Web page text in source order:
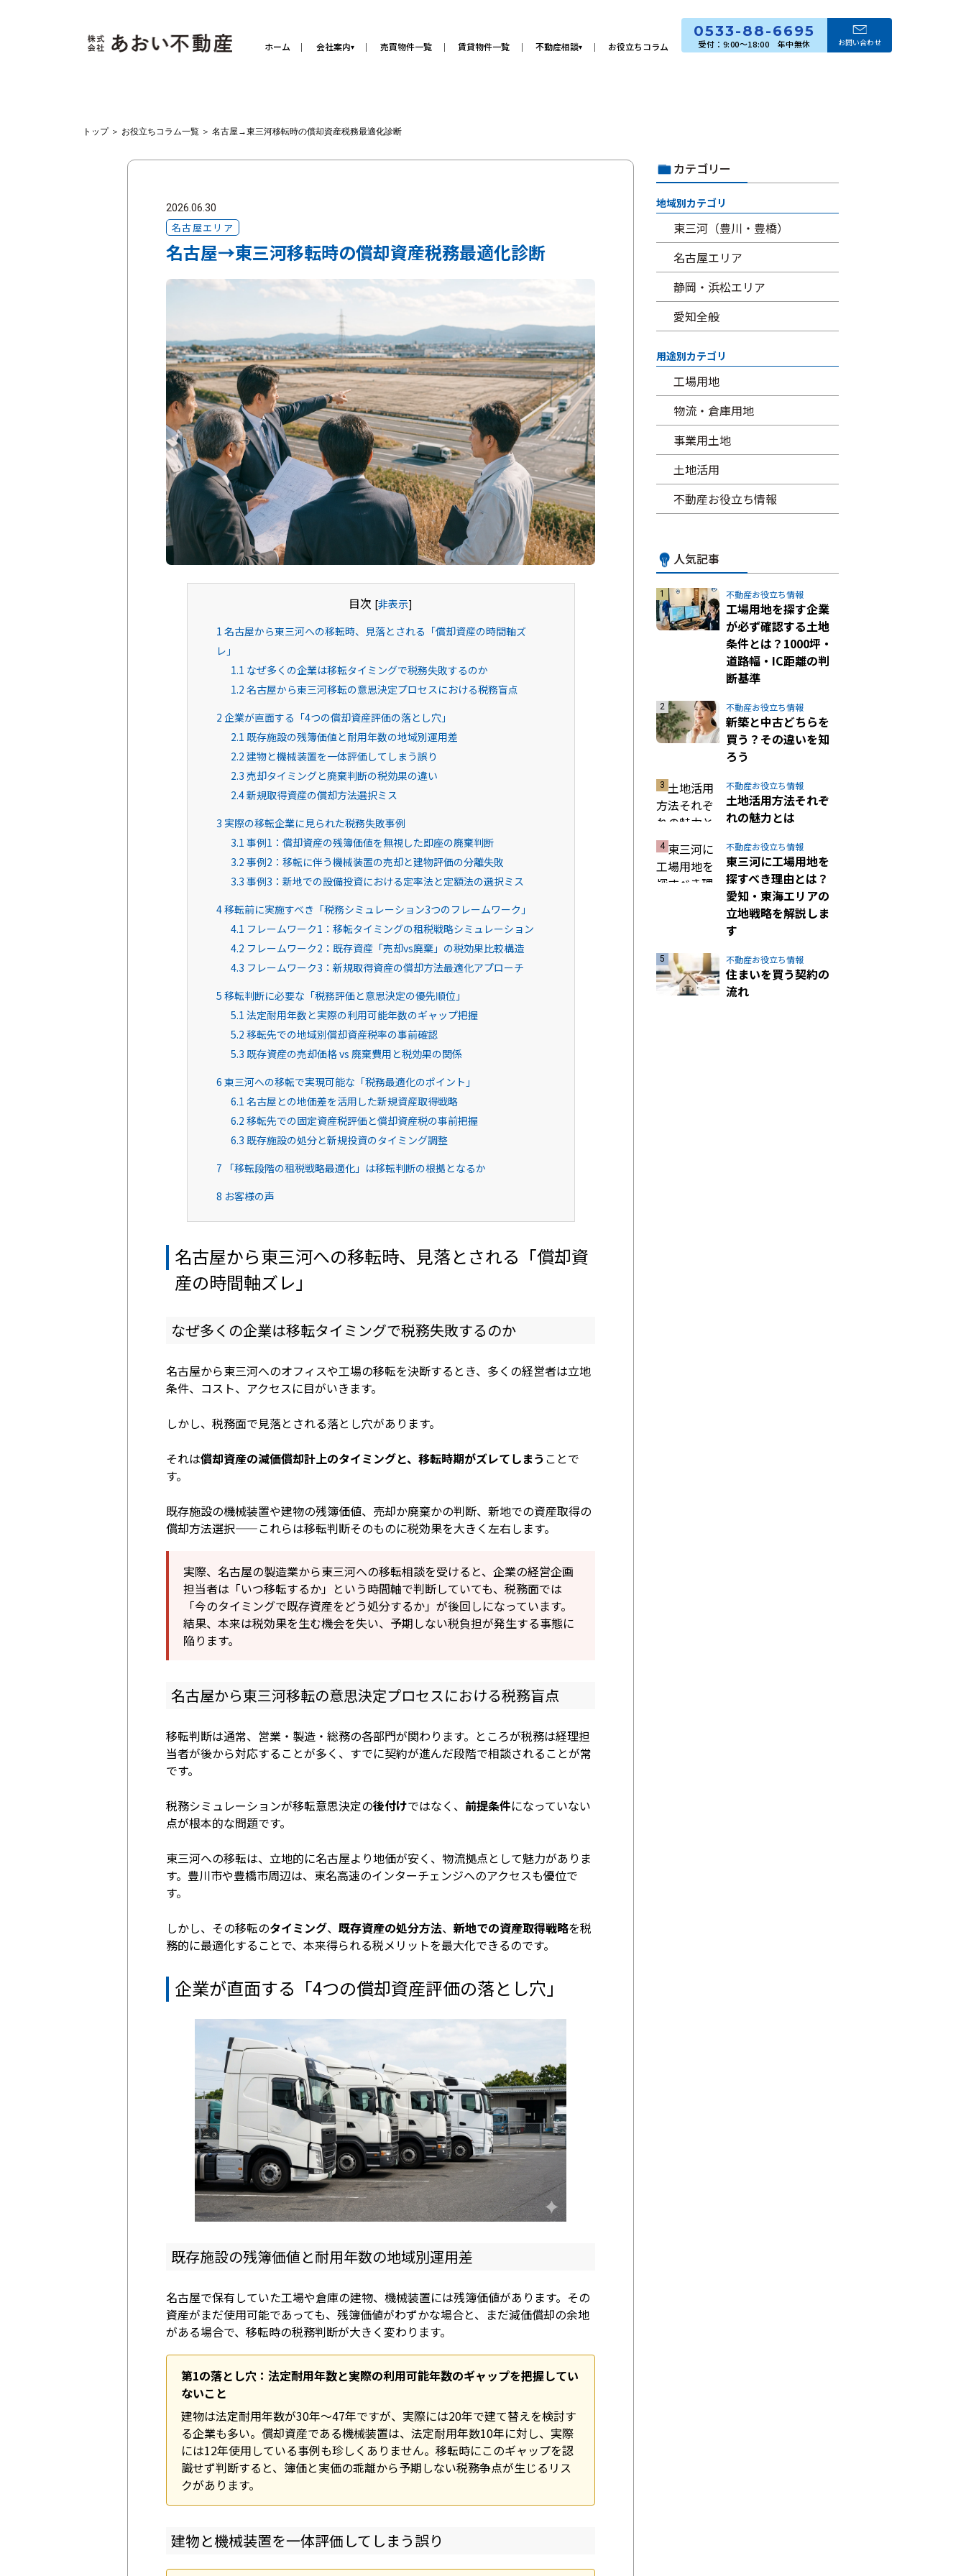
ホーム 会社案内▾ 売買物件一覧 賃貸物件一覧 不動産相談▾ お役立ちコラム
0533-88-6695
お問い合わせ
トップ＞ お役立ちコラム一覧 ＞ 名古屋→東三河移転時の償却資産税務最適化診断
2026.06.30
名古屋エリア
名古屋→東三河移転時の償却資産税務最適化診断
目次 [非表示]
1 名古屋から東三河への移転時、見落とされる「償却資産の時間軸ズ
レ」
1.1 なぜ多くの企業は移転タイミングで税務失敗するのか
1.2 名古屋から東三河移転の意思決定プロセスにおける税務盲点
2 企業が直面する「4つの償却資産評価の落とし穴」
2.1 既存施設の残簿価値と耐用年数の地域別運用差
2.2 建物と機械装置を一体評価してしまう誤り
2.3 売却タイミングと廃棄判断の税効果の違い
2.4新規取得資産の償却方法選択ミス
3 実際の移転企業に見られた税務失敗事例
3.1 事例1：償却資産の残簿価値を無視した即座の廃棄判断
3.2 事例2：移転に伴う機械装置の売却と建物評価の分離失敗
3.3 事例3：新地での設備投資における定率法と定額法の選択ミス
4移転前に実施すべき「税務シミュレーション3つのフレームワーク」
4.1 フレームワーク1：移転タイミングの租税戦略シミュレーション
4.2 フレームワーク2：既存資産「売却vs廃棄」の税効果比較構造
4.3 フレームワーク3：新規取得資産の償却方法最適化アプローチ
5 移転判断に必要な「税務評価と意思決定の優先順位」
5.1 法定耐用年数と実際の利用可能年数のギャップ把握
5.2 移転先での地域別償却資産税率の事前確認
5.3 既存資産の売却価格 vs 廃棄費用と税効果の関係
6 東三河への移転で実現可能な「税務最適化のポイント」
6.1 名古屋との地価差を活用した新規資産取得戦略
6.2 移転先での固定資産税評価と償却資産税の事前把握
6.3 既存施設の処分と新規投資のタイミング調整
7 「移転段階の租税戦略最適化」は移転判断の根拠となるか
8 お客様の声
名古屋から東三河への移転時、見落とされる「償却資
産の時間軸ズレ」
なぜ多くの企業は移転タイミングで税務失敗するのか
名古屋から東三河へのオフィスや工場の移転を決断するとき、多くの経営者は立地
条件、コスト、アクセスに目がいきます。
しかし、税務面で見落とされる落とし穴があります。
それは償却資産の減価償却計上のタイミングと、移転時期がズレてしまうことで
す。
既存施設の機械装置や建物の残簿価値、売却か廃棄かの判断、新地での資産取得の
償却方法選択——これらは移転判断そのものに税効果を大きく左右します。
実際、名古屋の製造業から東三河への移転相談を受けると、企業の経営企画
担当者は「いつ移転するか」という時間軸で判断していても、税務面では
「今のタイミングで既存資産をどう処分するか」が後回しになっています。
結果、本来は税効果を生む機会を失い、予期しない税負担が発生する事態に
陥ります。
名古屋から東三河移転の意思決定プロセスにおける税務盲点
移転判断は通常、営業・製造・総務の各部門が関わります。ところが税務は経理担
当者が後から対応することが多く、すでに契約が進んだ段階で相談されることが常
です。
税務シミュレーションが移転意思決定の後付けではなく、 前提条件になっていない
点が根本的な問題です。
東三河への移転は、立地的に名古屋より地価が安く、物流拠点として魅力がありま
す。豊川市や豊橋市周辺は、東名高速のインターチェンジへのアクセスも優位で
す。
しかし、その移転のタイミング、 既存資産の処分方法、 新地での資産取得戦略を税
務的に最適化することで、本来得られる税メリットを最大化できるのです。
企業が直面する「4つの償却資産評価の落とし穴」
既存施設の残簿価値と耐用年数の地域別運用差
名古屋で保有していた工場や倉庫の建物、機械装置には残簿価値があります。その
資産がまだ使用可能であっても、残簿価値がわずかな場合と、まだ減価償却の余地
がある場合で、移転時の税務判断が大きく変わります。
第1の落とし穴：法定耐用年数と実際の利用可能年数のギャップを把握してい
ないこと
建物は法定耐用年数が30年〜47年ですが、実際には20年で建て替えを検討す
る企業も多い。償却資産である機械装置は、法定耐用年数10年に対し、実際
には12年使用している事例も珍しくありません。移転時にこのギャップを認
識せず判断すると、簿価と実価の乖離から予期しない税務争点が生じるリス
クがあります。
建物と機械装置を一体評価してしまう誤り
カテゴリー
地域別カテゴリ
東三河（豊川・豊橋）
名古屋エリア
静岡・浜松エリア
愛知全般
用途別カテゴリ
工場用地
物流・倉庫用地
事業用土地
土地活用
不動産お役立ち情報
人気記事
不動産お役立ち情報
工場用地を探す企業
が必ず確認する土地
条件とは？1000坪・
道路幅・IC距離の判
断基準
不動産お役立ち情報
新築と中古どちらを
買う？その違いを知
ろう
不動産お役立ち情報
土地活用方法それぞ
れの魅力とは
不動産お役立ち情報
東三河に工場用地を
探すべき理由とは？
愛知・東海エリアの
立地戦略を解説しま
す
不動産お役立ち情報
住まいを買う契約の
流れ